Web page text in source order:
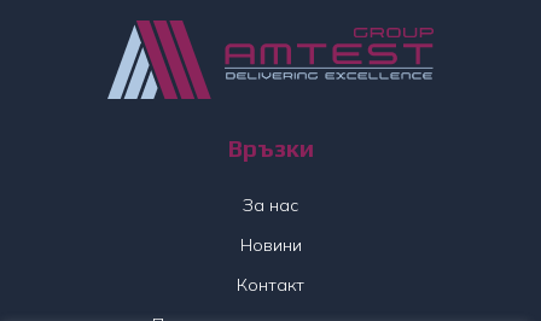
Връзки
За нас
Новини
Контакт